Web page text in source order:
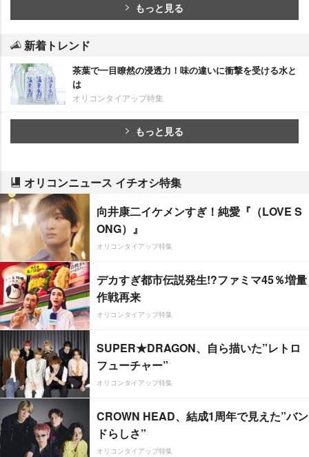
もっと見る
新着トレンド
茶葉で一目瞭然の浸透力！味の違いに衝撃を受ける水と
は
オリコンタイアップ特集
もっと見る
オリコンニュース イチオシ特集
向井康二イケメンすぎ！純愛『（LOVE S
ONG）』
オリコンタイアップ特集
デカすぎ都市伝説発生!?ファミマ45％増量
作戦再来
オリコンタイアップ特集
SUPER★DRAGON、自ら描いた”レトロ
フューチャー”
オリコンタイアップ特集
CROWN HEAD、結成1周年で見えた”バン
ドらしさ”
オリコンタイアップ特集